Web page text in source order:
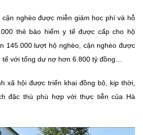
cận nghèo được miễn giảm học phí và hỗ
thẻ bảo hiểm y tế được cấp cho hộ
145.000 lượt hộ nghèo, cận nghèo được
tế với tổng dư nợ hơn 6.800 tỷ đồng…
xã hội được triển khai đồng bộ, kịp thời,
đặc thù phù hợp với thực tiễn của Hà